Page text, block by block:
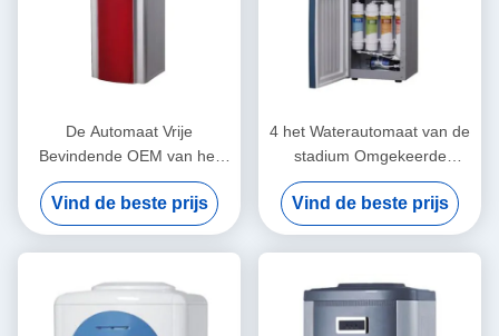
De Automaat Vrije
Bevindende OEM van het
heet en Koud Water Koelere
Water ODM
Vind de beste prijs
4 het Waterautomaat van de
stadium Omgekeerde
Osmose, de Koeler van het
220 Volt Hete en Koude
Water
Vind de beste prijs